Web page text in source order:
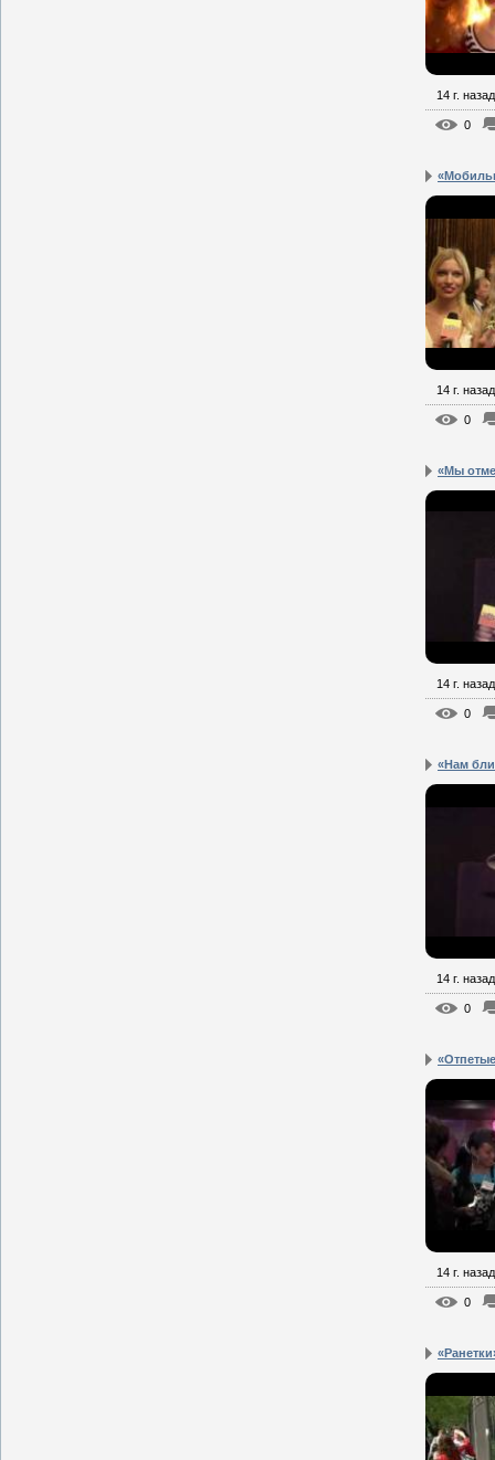
14 г. назад
0
14 г. назад
0
«Мы
14 г. назад
0
«Нам
14 г. назад
0
14 г. назад
0